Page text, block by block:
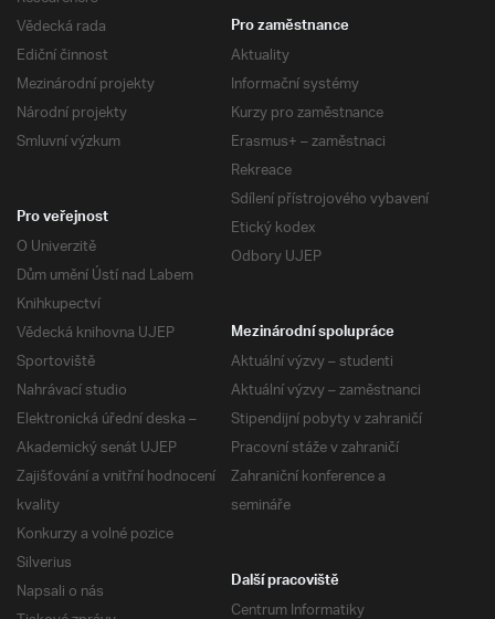
Vědecká rada
Ediční činnost
Mezinárodní projekty
Národní projekty
Smluvní výzkum
Pro zaměstnance
Aktuality
Informační systémy
Kurzy pro zaměstnance
Erasmus+ – zaměstnaci
Rekreace
Sdílení přístrojového vybavení
Etický kodex
Odbory UJEP
Pro veřejnost
O Univerzitě
Dům umění Ústí nad Labem
Knihkupectví
Vědecká knihovna UJEP
Sportoviště
Nahrávací studio
Elektronická úřední deska –
Akademický senát UJEP
Zajišťování a vnitřní hodnocení
kvality
Konkurzy a volné pozice
Silverius
Napsali o nás
Mezinárodní spolupráce
Aktuální výzvy – studenti
Aktuální výzvy – zaměstnanci
Stipendijní pobyty v zahraničí
Pracovní stáže v zahraničí
Zahraniční konference a
semináře
Další pracoviště
Centrum Informatiky